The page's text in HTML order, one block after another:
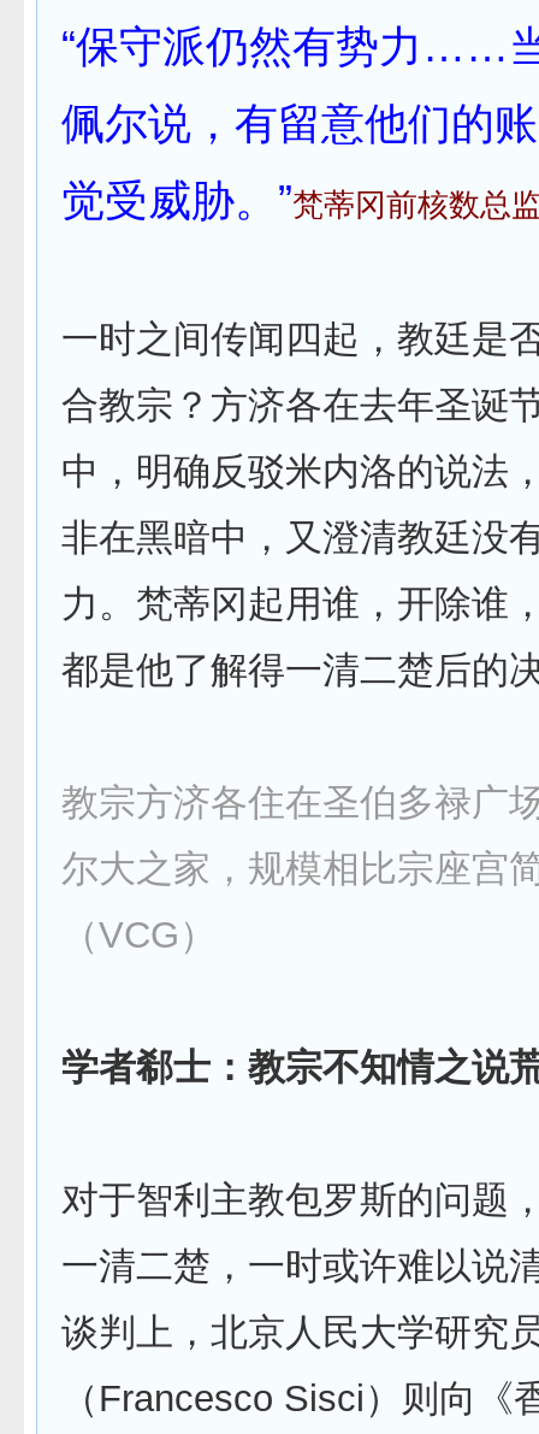
“保守派仍然有势力……
佩尔说，有留意他们的
觉受威胁。”梵蒂冈前核数总
一时之间传闻四起，教廷是
合教宗？方济各在去年圣诞
中，明确反驳米内洛的说法
非在黑暗中，又澄清教廷没
力。梵蒂冈起用谁，开除谁
都是他了解得一清二楚后的
教宗方济各住在圣伯多禄广
尔大之家，规模相比宗座宫
（VCG）
学者郗士：教宗不知情之说
对于智利主教包罗斯的问题
一清二楚，一时或许难以说
谈判上，北京人民大学研究
（Francesco Sisci）则向《